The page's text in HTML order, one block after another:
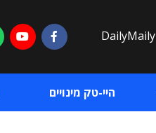
DailyMaily
היי-טק מינויים